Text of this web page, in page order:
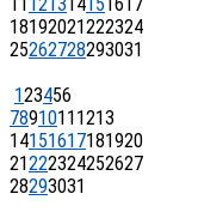
18192021222324
25262728293031
123456
78910111213
14151617181920
21222324252627
28293031